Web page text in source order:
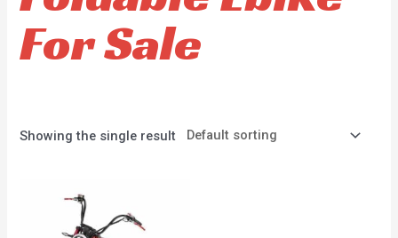
c
c
t
c
t
For Sale
Showing the single result